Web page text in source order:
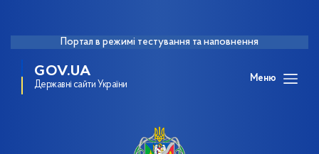
Портал в режимі тестування та наповнення
GOV.UA
Державні сайти України
Меню